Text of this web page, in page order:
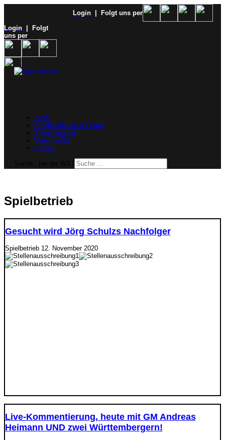
Login
| Folgt uns per
Login
| Folgt
uns per
SVW
Ergebnisdienst & Portal
Schachjugend
Verein finden
E-Mail
Spielbetrieb
Gesucht wird Jörg Schulzs Nachfolger
Spielbetrieb 12. November 2020
Live-Kommentierung, heute mit GM Andreas
Heimann UND zwei Württembergern!